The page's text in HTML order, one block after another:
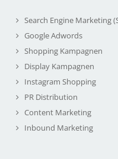
Search Engine Marketing
Google Adwords
Shopping Kampagnen
Display Kampagnen
Instagram Shopping
PR Distribution
Content Marketing
Inbound Marketing